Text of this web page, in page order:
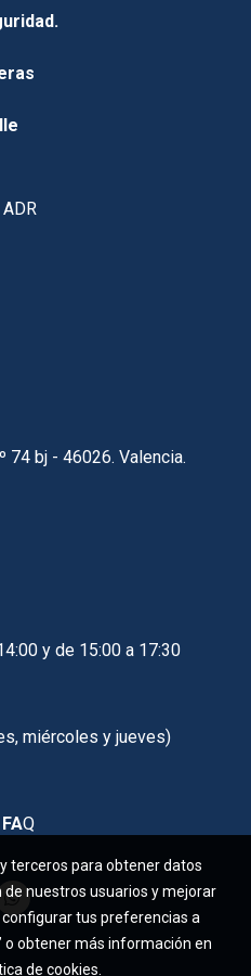
ADR
74 bj - 46026. Valencia.
y de 15:00 a 17:30
miércoles y jueves)
Q
terceros para obtener datos
nuestros usuarios y mejorar
tus preferencias a
o obtener más información en
de cookies